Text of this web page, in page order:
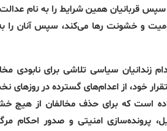
قربانیان همین شرایط را به نام
و خشونت رها می‌کند، سپس آنان را به
زندانیان سیاسی تلاشی برای نابودی
خود، از اعدام‌های گسترده در
است که برای حذف مخالفان از هیچ
پرونده‌سازی امنیتی و صدور احکام